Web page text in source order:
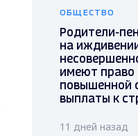
ОБЩЕСТВО
Родители-
на
имеют право
повышенной
выплаты к
11 дней назад